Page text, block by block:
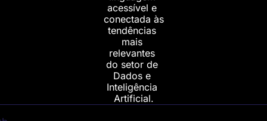
acessível e
conectada às
tendências
mais
relevantes
do setor de
Dados e
Inteligência
Artificial.